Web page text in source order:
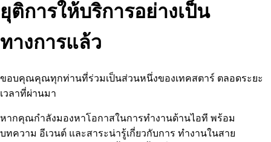
ยุติการให้บริการอย่างเป็น
ทางการแล้ว
ขอบคุณคุณทุกท่านที่ร่วมเป็นส่วนหนึ่งของเทคสตาร์ ตลอดระยะ
เวลาที่ผ่านมา
หากคุณกำลังมองหาโอกาสในการทำงานด้านไอที พร้อม
บทความ อีเวนต์ และสาระน่ารู้เกี่ยวกับการ ทำงานในสาย